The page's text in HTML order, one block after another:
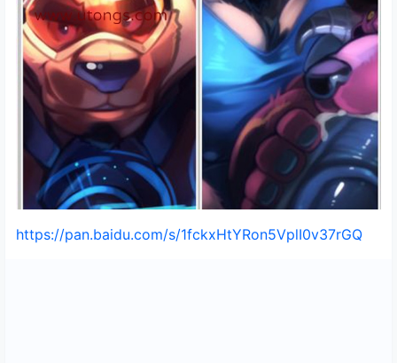
https://pan.baidu.com/s/1fckxHtYRon5VplI0v37rGQ